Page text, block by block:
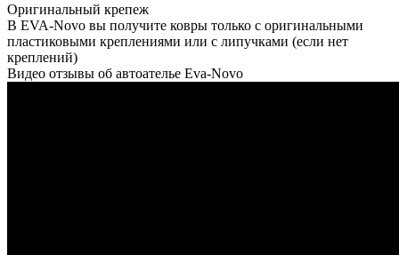
Оригинальный крепеж
В EVA-Novo вы получите ковры только с оригинальными
пластиковыми креплениями или с липучками (если нет
креплений)
Видео отзывы об автоателье Eva-Novo